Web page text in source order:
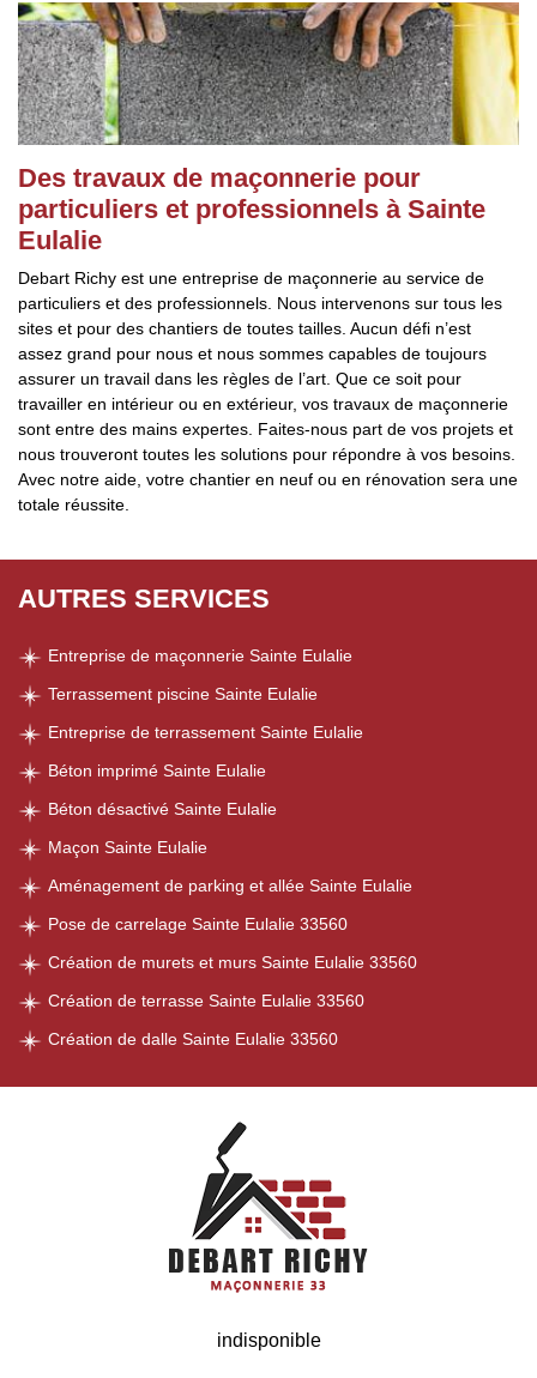
Des travaux de maçonnerie pour
particuliers et professionnels à Sainte
Eulalie
Debart Richy est une entreprise de maçonnerie au service de
particuliers et des professionnels. Nous intervenons sur tous les
sites et pour des chantiers de toutes tailles. Aucun défi n’est
assez grand pour nous et nous sommes capables de toujours
assurer un travail dans les règles de l’art. Que ce soit pour
travailler en intérieur ou en extérieur, vos travaux de maçonnerie
sont entre des mains expertes. Faites-nous part de vos projets et
nous trouveront toutes les solutions pour répondre à vos besoins.
Avec notre aide, votre chantier en neuf ou en rénovation sera une
totale réussite.
AUTRES SERVICES
Entreprise de maçonnerie Sainte Eulalie
Terrassement piscine Sainte Eulalie
Entreprise de terrassement Sainte Eulalie
Béton imprimé Sainte Eulalie
Béton désactivé Sainte Eulalie
Maçon Sainte Eulalie
Aménagement de parking et allée Sainte Eulalie
Pose de carrelage Sainte Eulalie 33560
Création de murets et murs Sainte Eulalie 33560
Création de terrasse Sainte Eulalie 33560
Création de dalle Sainte Eulalie 33560
indisponible